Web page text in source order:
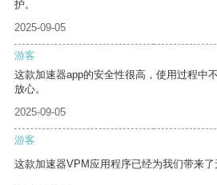
护。
2025-09-05
游客
这款加速器app的安全性很高，使用过程中
放心。
2025-09-05
游客
这款加速器VPM应用程序已经为我们带来了